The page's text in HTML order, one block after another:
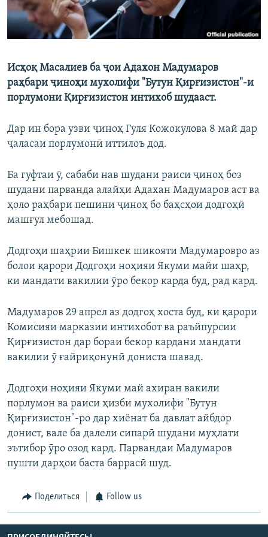
Исҳоқ Масалиев ба ҷои Адахон Мадумаров
раҳбари ҷиноҳи мухолифи "Бутун Қирғизистон"-и
порлумони Қирғизистон интихоб шудааст.
Дар ин бора узви ҷиноҳ Гуля Кожокулова 8 май дар
ҷаласаи порлумонӣ иттилоъ дод.
Ба гуфтаи ӯ, сабаби нав шудани раиси ҷиноҳ боз
шудани парванда алайҳи Адахан Мадумаров аст ва
ҳоло раҳбари пешини ҷиноҳ бо баҳсҳои додгоҳӣ
машғул мебошад.
Додгоҳи шаҳрии Бишкек шикояти Мадумаровро аз
болои қарори Додгоҳи ноҳияи Якуми майи шаҳр,
ки мандати вакилии ӯро бекор карда буд, рад кард.
Мадумаров 29 апрел аз додгоҳ хоста буд, ки қарори
Комисияи марказии интихобот ва раъйпурсии
Қирғизистон дар бораи бекор кардани мандати
вакилии ӯ ғайриқонунӣ дониста шавад.
Додгоҳи ноҳияи Якуми май ахиран вакили
порлумон ва раиси ҳизби мухолифи "Бутун
Қирғизистон"-ро дар хиёнат ба давлат айбдор
донист, вале ба далели сипарӣ шудани муҳлати
эътибор ӯро озод кард. Парвандаи Мадумаров
пушти дарҳои баста баррасӣ шуд.
Поделиться Follow us